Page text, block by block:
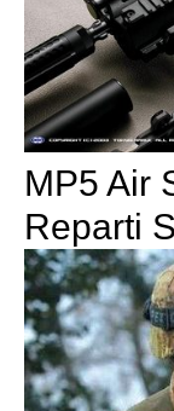
MP5 Air
Reparti